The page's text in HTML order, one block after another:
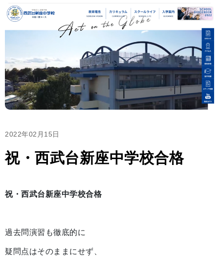
2022年02月15日
祝・西武台新座中学校合格
祝・西武台新座中学校合格
過去問演習も徹底的に
疑問点はそのままにせず、